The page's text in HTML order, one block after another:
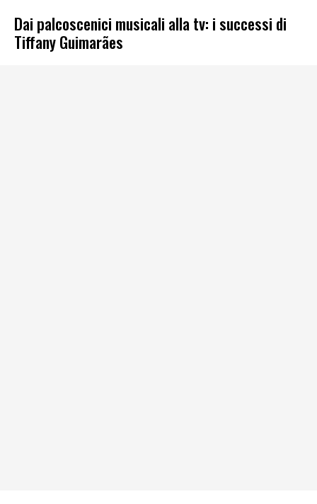
Dai palcoscenici musicali alla tv: i successi di
Tiffany Guimarães